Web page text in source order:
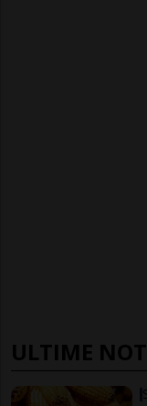
ULTIME